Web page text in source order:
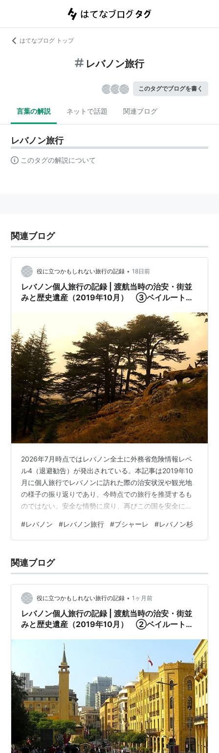
はてなブログ トップ
レバノン旅行
このタグでブログを書く
言葉の解説 ネットで話題 関連ブログ
レバノン旅行
このタグの解説について
関連ブログ
役に立つかもしれない旅行の記録 • 18日前
レバノン個人旅行の記録 | 渡航当時の治安・街並
みと歴史遺産（2019年10月） ③ベイルート～
2026年7月時点ではレバノン全土に外務省危険情報レベ
ル4（退避勧告）が発出されている。本記事は2019年10
月に個人旅行でレバノンに訪れた際の治安状況や観光地
の様子の振り返りであり、今時点での旅行を推奨するも
のではない。安全な情勢に戻り、再びこの国を安全に旅
店、宿泊先等の営業時間、料金、サービス内容等は旅行
当時のものである。状況が改善して旅行できるようにな
レートは1 USD=108円としている。 レバノン国内の交通
事情 セルビス（乗り合いタクシー） バス・セルビスター
#レバノン #レバノン旅行 #ブシャーレ #レバノン杉
関連ブログ
役に立つかもしれない旅行の記録 • 1ヶ月前
レバノン個人旅行の記録 | 渡航当時の治安・街並
みと歴史遺産（2019年10月） ②ベイルートの